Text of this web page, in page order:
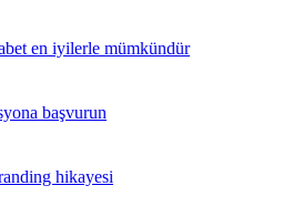
en iyilerle mümkündür
başvurun
hikayesi